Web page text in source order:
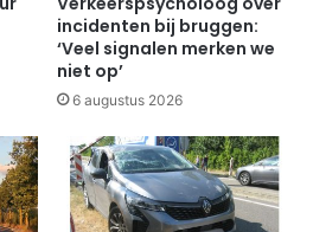
incidenten bij bruggen:
‘Veel signalen merken we
niet op’
6 augustus 2026